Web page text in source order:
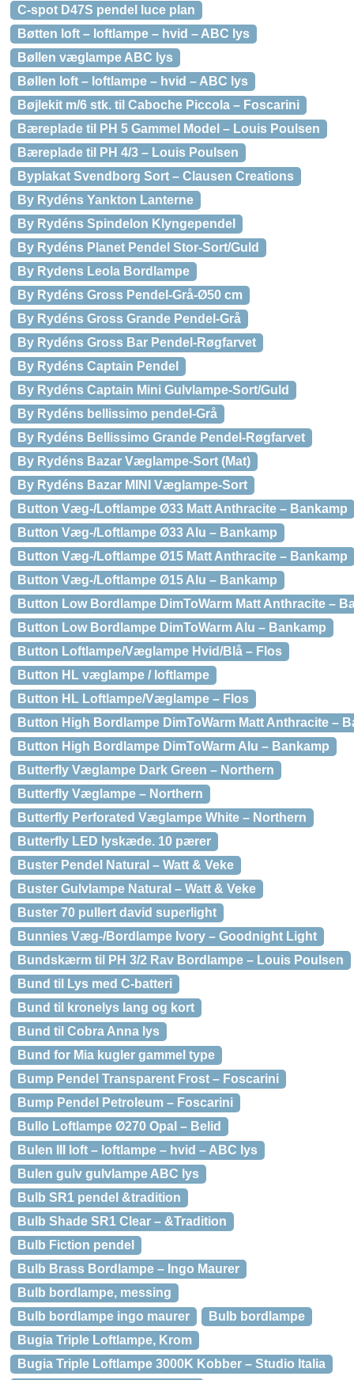
C-spot D47S pendel luce plan
Bøtten loft – loftlampe – hvid – ABC lys
Bøllen væglampe ABC lys
Bøllen loft – loftlampe – hvid – ABC lys
Bøjlekit m/6 stk. til Caboche Piccola – Foscarini
Bæreplade til PH 5 Gammel Model – Louis Poulsen
Bæreplade til PH 4/3 – Louis Poulsen
Byplakat Svendborg Sort – Clausen Creations
By Rydéns Yankton Lanterne
By Rydéns Spindelon Klyngependel
By Rydéns Planet Pendel Stor-Sort/Guld
By Rydens Leola Bordlampe
By Rydéns Gross Pendel-Grå-Ø50 cm
By Rydéns Gross Grande Pendel-Grå
By Rydéns Gross Bar Pendel-Røgfarvet
By Rydéns Captain Pendel
By Rydéns Captain Mini Gulvlampe-Sort/Guld
By Rydéns bellissimo pendel-Grå
By Rydéns Bellissimo Grande Pendel-Røgfarvet
By Rydéns Bazar Væglampe-Sort (Mat)
By Rydéns Bazar MINI Væglampe-Sort
Button Væg-/Loftlampe Ø33 Matt Anthracite – Bankamp
Button Væg-/Loftlampe Ø33 Alu – Bankamp
Button Væg-/Loftlampe Ø15 Matt Anthracite – Bankamp
Button Væg-/Loftlampe Ø15 Alu – Bankamp
Button Low Bordlampe DimToWarm Matt Anthracite –
Button Low Bordlampe DimToWarm Alu – Bankamp
Button Loftlampe/Væglampe Hvid/Blå – Flos
Button HL væglampe / loftlampe
Button HL Loftlampe/Væglampe – Flos
Button High Bordlampe DimToWarm Matt Anthracite –
Button High Bordlampe DimToWarm Alu – Bankamp
Butterfly Væglampe Dark Green – Northern
Butterfly Væglampe – Northern
Butterfly Perforated Væglampe White – Northern
Butterfly LED lyskæde. 10 pærer
Buster Pendel Natural – Watt & Veke
Buster Gulvlampe Natural – Watt & Veke
Buster 70 pullert david superlight
Bunnies Væg-/Bordlampe Ivory – Goodnight Light
Bundskærm til PH 3/2 Rav Bordlampe – Louis Poulsen
Bund til Lys med C-batteri
Bund til kronelys lang og kort
Bund til Cobra Anna lys
Bund for Mia kugler gammel type
Bump Pendel Transparent Frost – Foscarini
Bump Pendel Petroleum – Foscarini
Bullo Loftlampe Ø270 Opal – Belid
Bulen III loft – loftlampe – hvid – ABC lys
Bulen gulv gulvlampe ABC lys
Bulb SR1 pendel &tradition
Bulb Shade SR1 Clear – &Tradition
Bulb Fiction pendel
Bulb Brass Bordlampe – Ingo Maurer
Bulb bordlampe, messing
Bulb bordlampe ingo maurer
Bulb bordlampe
Bugia Triple Loftlampe, Krom
Bugia Triple Loftlampe 3000K Kobber – Studio Italia